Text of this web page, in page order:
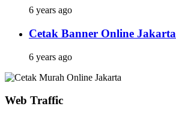
6 years ago
Cetak Banner Online Jakarta
6 years ago
Web Traffic